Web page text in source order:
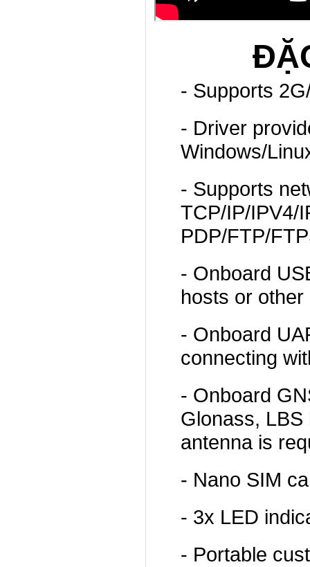
- Supports
- Driver
Windows/
- Supports
TCP/IP/IPV4/
PDP/FTP/
- Onboard
hosts or
- Onboard
connecting
- Onboard
Glonass, LBS
antenna is
- Nano SIM
- 3x LED
- Portable